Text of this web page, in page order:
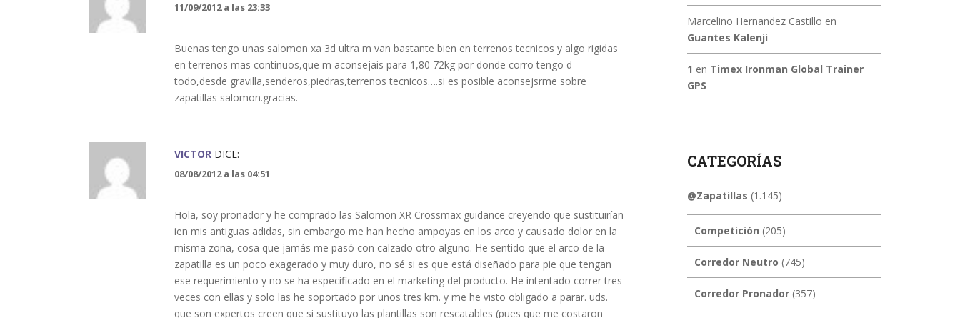
11/09/2012 a las 23:33
Buenas tengo unas salomon xa 3d ultra m van bastante bien en terrenos tecnicos y algo rigidas
en terrenos mas continuos,que m aconsejais para 1,80 72kg por donde corro tengo d
todo,desde gravilla,senderos,piedras,terrenos tecnicos….si es posible aconsejsrme sobre
zapatillas salomon.gracias.
VICTOR DICE:
08/08/2012 a las 04:51
Hola, soy pronador y he comprado las Salomon XR Crossmax guidance creyendo que sustituirían
ien mis antiguas adidas, sin embargo me han hecho ampoyas en los arco y causado dolor en la
misma zona, cosa que jamás me pasó con calzado otro alguno. He sentido que el arco de la
zapatilla es un poco exagerado y muy duro, no sé si es que está diseñado para pie que tengan
ese requerimiento y no se ha especificado en el marketing del producto. He intentado correr tres
veces con ellas y solo las he soportado por unos tres km. y me he visto obligado a parar. uds.
que son expertos creen que si sustituyo las plantillas son rescatables (pues que me costaron
Marcelino Hernandez Castillo en
Guantes Kalenji
1 en Timex Ironman Global Trainer
GPS
CATEGORÍAS
@Zapatillas (1.145)
Competición (205)
Corredor Neutro (745)
Corredor Pronador(357)